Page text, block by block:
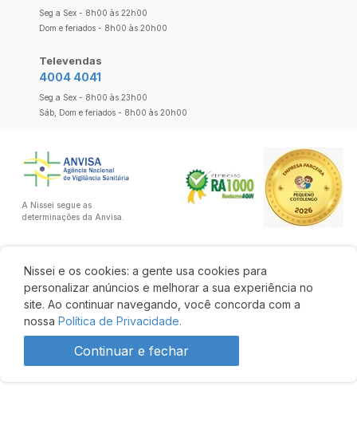
Nissei e os cookies: a gente usa cookies para
personalizar anúncios e melhorar a sua experiência no
site. Ao continuar navegando, você concorda com a
nossa Política de Privacidade.
Continuar e fechar
Seg a Sex - 8h00 às 22h00
Dom e feriados - 8h00 às 20h00
Televendas
4004 4041
Seg a Sex - 8h00 às 23h00
Sáb, Dom e feriados - 8h00 às 20h00
A Nissei segue as
determinações da Anvisa.